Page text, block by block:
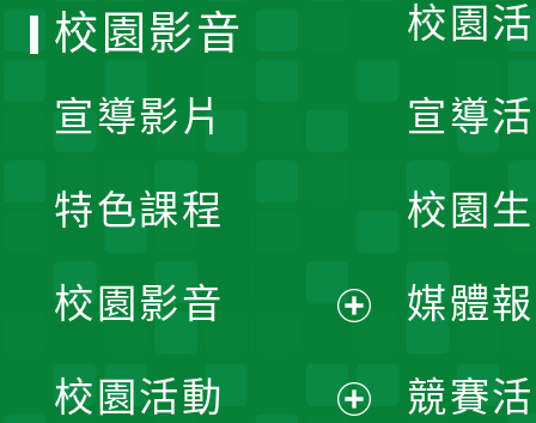
校園
宣導
校園
媒體
競賽
校園影音
宣導影片
特色課程
校園影音
校園活動